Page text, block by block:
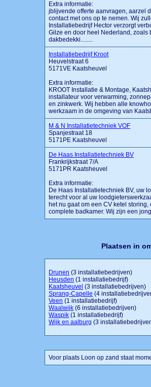
Extra informatie:
jblijvende offerte aanvragen, aarzel
contact met ons op te nemen. Wij
Installatiebedrijf Hector verzorgt
Gilze en door heel Nederland,
dakbedekki........
Installatiebedrijf Kroot
Heuvelstraat 6
5171VE Kaatsheuvel
Extra informatie:
KROOT Installatie & Montage,
installateur voor verwarming,
en zinkwerk. Wij hebben alle
werkzaam in de omgeving van
M & N Installatietechniek VOF
Spanjestraat 18
5171PE Kaatsheuvel
De Haas Installatietechniek BV
Frankrijkstraat 7/A
5171PR Kaatsheuvel
Extra informatie:
De Haas Installatietechniek BV, uw
terecht voor al uw
het nu gaat om een CV ketel
complete badkamer. Wij zijn een
Plaatsen in
Drunen (3 installatiebedrijven)
Heusden (1 installatiebedrijf)
Kaatsheuvel (3 installatiebedrijven)
Sprang-Capelle (4
Veen (1 installatiebedrijf)
Waalwijk (6 installatiebedrijven)
Waspik (1 installatiebedrijf)
Wijk en aalburg (3
Voor plaats Loon op zand staat